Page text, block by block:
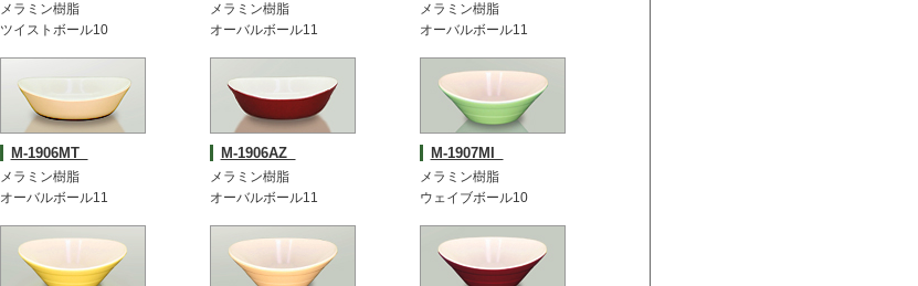
メラミン樹脂
ツイストボール10
メラミン樹脂
オーバルボール11
メラミン樹脂
オーバルボール11
M-1906MT
メラミン樹脂
オーバルボール11
M-1906AZ
メラミン樹脂
オーバルボール11
M-1907MI
メラミン樹脂
ウェイブボール10